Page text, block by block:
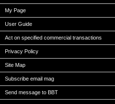
My Page
User Guide
Act on specified commercial transactions
Privacy Policy
Site Map
Subscribe email mag
Send message to BBT